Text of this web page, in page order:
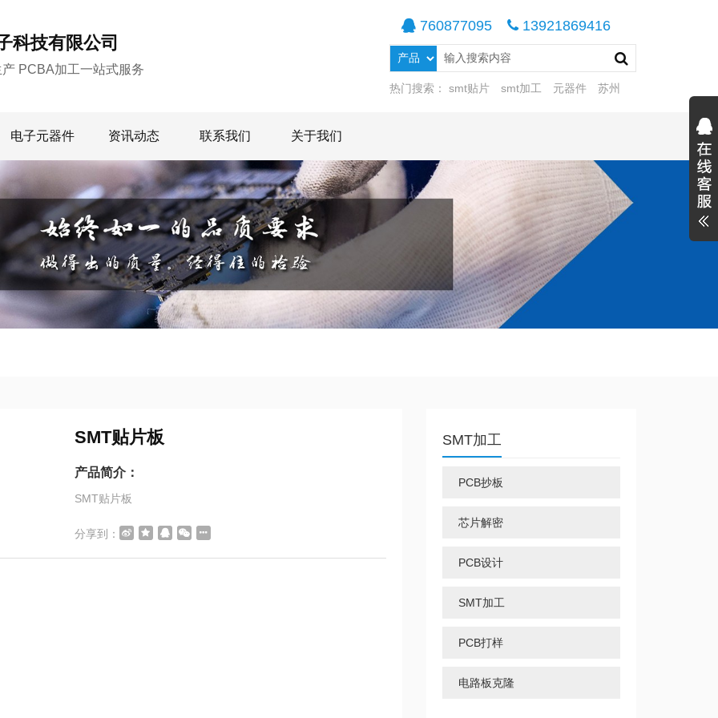
科技有限公司
PCBA加工一站式服务
760877095 13921869416
热门搜索： smt贴片 smt加工 元器件 苏州
电子元器件 资讯动态 联系我们 关于我们
SMT贴片板
产品简介：
SMT贴片板
分享到：
SMT加工
PCB抄板
芯片解密
PCB设计
SMT加工
PCB打样
电路板克隆